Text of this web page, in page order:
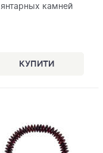
янтарных камней